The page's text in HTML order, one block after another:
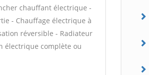
chauffant électrique -
- Chauffage électrique à
réversible - Radiateur
électrique complète ou